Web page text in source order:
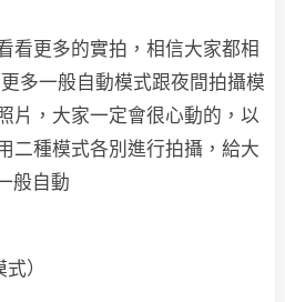
看更多的實拍，相信大家都相
多一般自動模式跟夜間拍攝模
片，大家一定會很心動的，以
二種模式各別進行拍攝，給大
般自動
）